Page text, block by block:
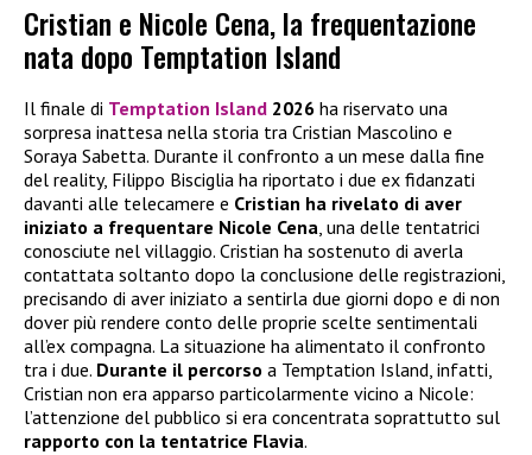
Cristian e Nicole Cena, la frequentazione
nata dopo Temptation Island
Il finale di Temptation Island 2026 ha riservato una
sorpresa inattesa nella storia tra Cristian Mascolino e
Soraya Sabetta. Durante il confronto a un mese dalla fine
del reality, Filippo Bisciglia ha riportato i due ex fidanzati
davanti alle telecamere e Cristian ha rivelato di aver
iniziato a frequentare Nicole Cena, una delle tentatrici
conosciute nel villaggio. Cristian ha sostenuto di averla
contattata soltanto dopo la conclusione delle registrazioni,
precisando di aver iniziato a sentirla due giorni dopo e di non
dover più rendere conto delle proprie scelte sentimentali
all’ex compagna. La situazione ha alimentato il confronto
tra i due. Durante il percorso a Temptation Island, infatti,
Cristian non era apparso particolarmente vicino a Nicole:
l’attenzione del pubblico si era concentrata soprattutto sul
rapporto con la tentatrice Flavia.